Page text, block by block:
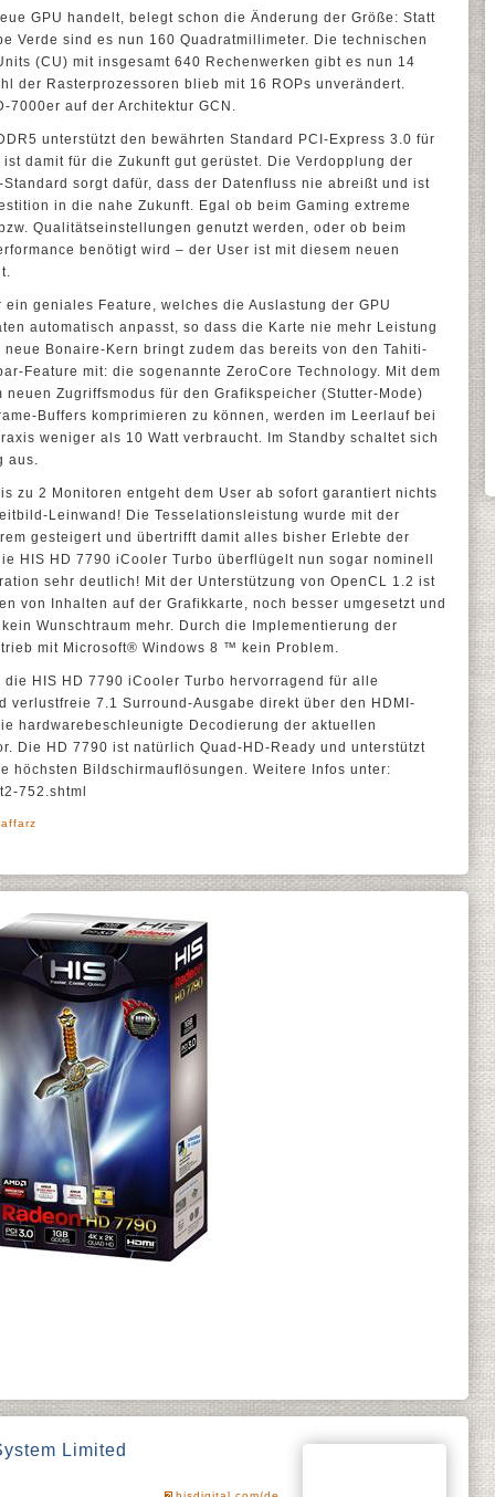
GPU handelt, belegt schon die Änderung der Größe: Statt
Verde sind es nun 160 Quadratmillimeter. Die technischen
(CU) mit insgesamt 640 Rechenwerken gibt es nun 14
der Rasterprozessoren blieb mit 16 ROPs unverändert.
7000er auf der Architektur GCN.
unterstützt den bewährten Standard PCI-Express 3.0 für
damit für die Zukunft gut gerüstet. Die Verdopplung der
sorgt dafür, dass der Datenfluss nie abreißt und ist
in die nahe Zukunft. Egal ob beim Gaming extreme
Qualitätseinstellungen genutzt werden, oder ob beim
benötigt wird – der User ist mit diesem neuen
geniales Feature, welches die Auslastung der GPU
automatisch anpasst, so dass die Karte nie mehr Leistung
Bonaire-Kern bringt zudem das bereits von den Tahiti-
Feature mit: die sogenannte ZeroCore Technology. Mit dem
Zugriffsmodus für den Grafikspeicher (Stutter-Mode)
Buffers komprimieren zu können, werden im Leerlauf bei
weniger als 10 Watt verbraucht. Im Standby schaltet sich
aus.
zu 2 Monitoren entgeht dem User ab sofort garantiert nichts
Leinwand! Die Tesselationsleistung wurde mit der
gesteigert und übertrifft damit alles bisher Erlebte der
HIS HD 7790 iCooler Turbo überflügelt nun sogar nominell
sehr deutlich! Mit der Unterstützung von OpenCL 1.2 ist
von Inhalten auf der Grafikkarte, noch besser umgesetzt und
Wunschtraum mehr. Durch die Implementierung der
mit Microsoft® Windows 8 ™ kein Problem.
HIS HD 7790 iCooler Turbo hervorragend für alle
verlustfreie 7.1 Surround-Ausgabe direkt über den HDMI-
hardwarebeschleunigte Decodierung der aktuellen
Die HD 7790 ist natürlich Quad-HD-Ready und unterstützt
höchsten Bildschirmauflösungen. Weitere Infos unter:
752.shtml
Limited